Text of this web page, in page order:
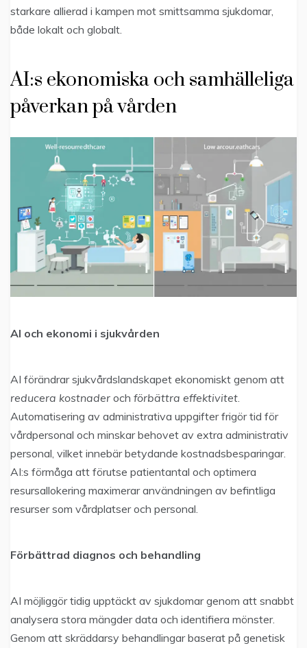
starkare allierad i kampen mot smittsamma sjukdomar,
både lokalt och globalt.
AI:s ekonomiska och samhälleliga
påverkan på vården
AI och ekonomi i sjukvården
AI förändrar sjukvårdslandskapet ekonomiskt genom att
reducera kostnader och förbättra effektivitet
Automatisering av administrativa uppgifter frigör tid för
vårdpersonal och minskar behovet av extra administrativ
personal, vilket innebär betydande kostnadsbesparingar.
AI:s förmåga att förutse patientantal och optimera
resursallokering maximerar användningen av befintliga
resurser som vårdplatser och personal.
Förbättrad diagnos och behandling
AI möjliggör tidig upptäckt av sjukdomar genom att snabbt
analysera stora mängder data och identifiera mönster.
Genom att skräddarsy behandlingar baserat på genetisk